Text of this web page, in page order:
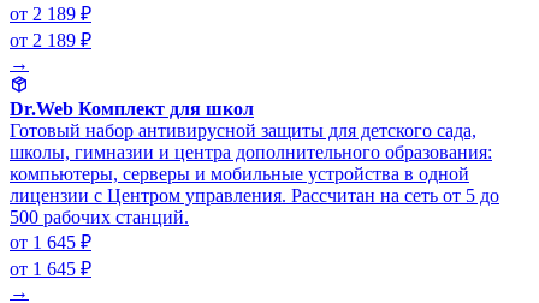
от 2 189 ₽
от 2 189 ₽
→
Dr.Web Комплект для школ
Готовый набор антивирусной защиты для детского сада,
школы, гимназии и центра дополнительного образования:
компьютеры, серверы и мобильные устройства в одной
лицензии с Центром управления. Рассчитан на сеть от 5 до
500 рабочих станций.
от 1 645 ₽
от 1 645 ₽
→